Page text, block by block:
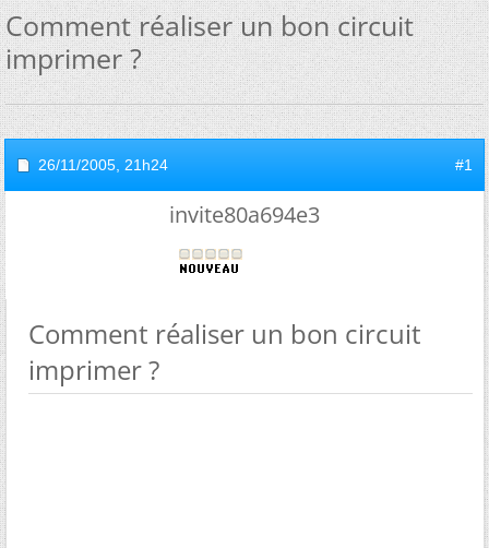
Comment réaliser un bon circuit
imprimer ?
26/11/2005, 21h24 #1
invite80a694e3
Comment réaliser un bon circuit
imprimer ?